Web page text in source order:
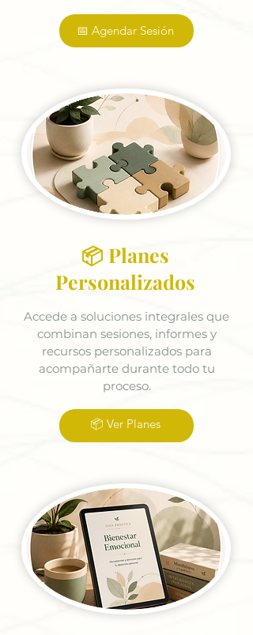
📅 Agendar Sesión
📦 Planes
Personalizados
Accede a soluciones integrales que
combinan sesiones, informes y
recursos personalizados para
acompañarte durante todo tu
proceso.
📦 Ver Planes